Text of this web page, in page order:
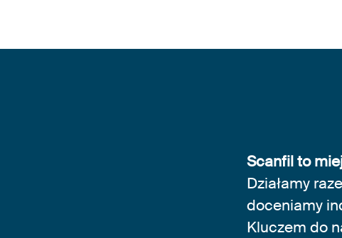
Scanfil to
Działamy
doceniamy
Kluczem do